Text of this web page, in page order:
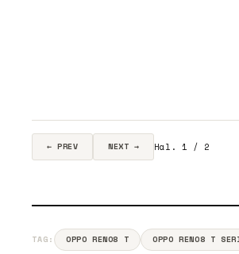
← PREV NEXT → Hal. 1 / 2
TAG: OPPO RENO8 T OPPO RENO8 T